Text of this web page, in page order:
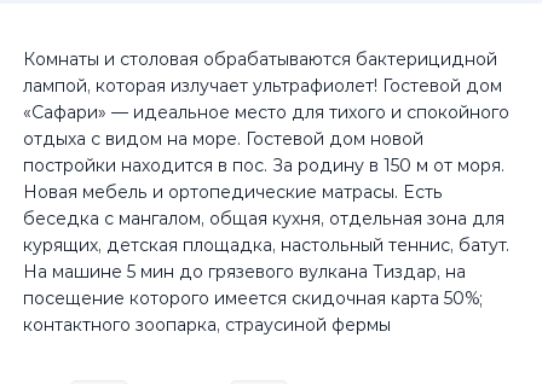
Комнаты и столовая обрабатываются бактерицидной
лампой, которая излучает ультрафиолет! Гостевой дом
«Сафари» — идеальное место для тихого и спокойного
отдыха с видом на море. Гостевой дом новой
постройки находится в пос. За родину в 150 м от моря.
Новая мебель и ортопедические матрасы. Есть
беседка с мангалом, общая кухня, отдельная зона для
курящих, детская площадка, настольный теннис, батут.
На машине 5 мин до грязевого вулкана Тиздар, на
посещение которого имеется скидочная карта 50%;
контактного зоопарка, страусиной фермы